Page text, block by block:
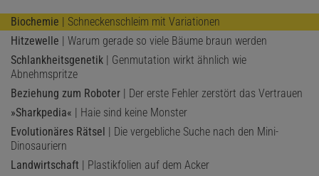
Biochemie | Schneckenschleim mit Variationen
Hitzewelle | Warum gerade so viele Bäume braun werden
Schlankheitsgenetik | Genmutation wirkt ähnlich wie
Abnehmspritze
Beziehung zum Roboter | Der erste Fehler zerstört das Vertrauen
»Sharkpedia« | Haie sind keine Monster
Evolutionäres Rätsel | Die vergebliche Suche nach den Mini-
Dinosauriern
Landwirtschaft | Plastikfolien auf dem Acker